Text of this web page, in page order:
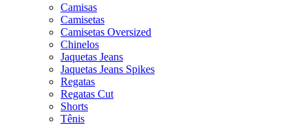
Camisas
Camisetas
Camisetas Oversized
Chinelos
Jaquetas Jeans
Jaquetas Jeans Spikes
Regatas
Regatas Cut
Shorts
Tênis